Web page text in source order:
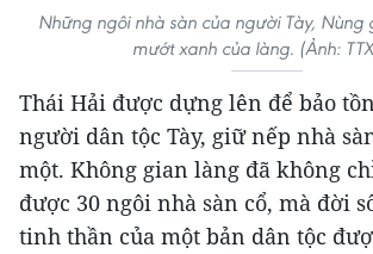
Những ngôi nhà sàn của người Tày, Nùng
mướt xanh của làng. (Ảnh:
Thái Hải được dựng lên để bảo
người dân tộc Tày, giữ nếp nhà
một. Không gian làng đã không
được 30 ngôi nhà sàn cổ, mà đời
tinh thần của một bản dân tộc